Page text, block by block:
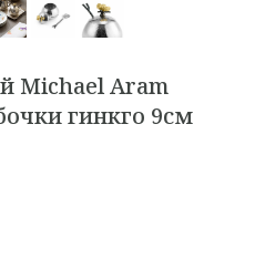
Michael Aram
гинкго 9см